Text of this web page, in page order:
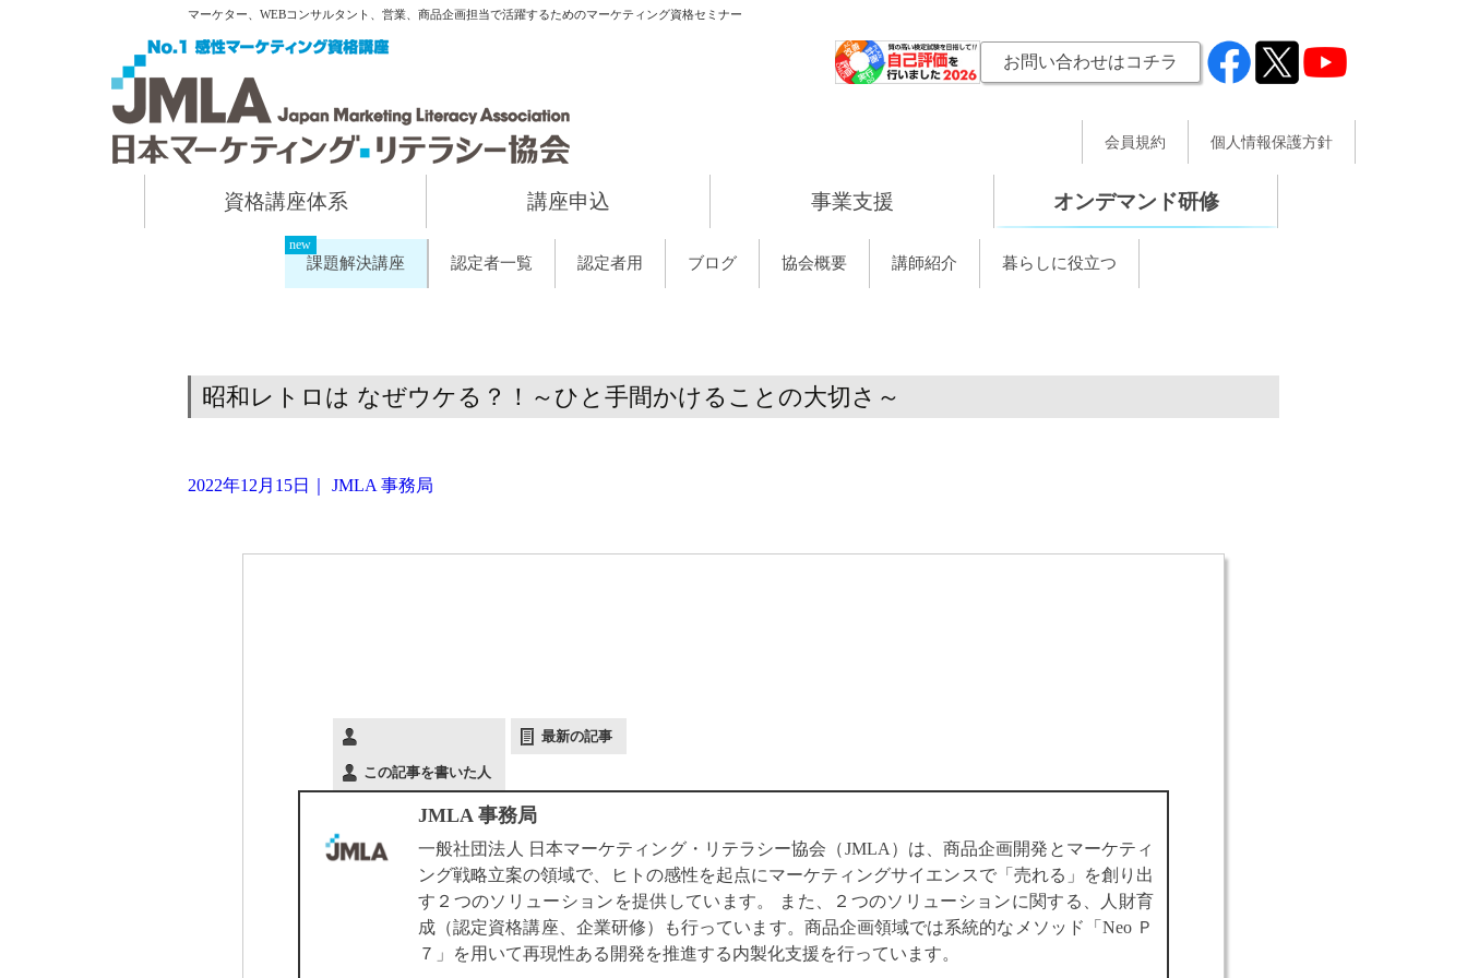
マーケター、WEBコンサルタント、営業、商品企画担当で活躍するためのマーケティング資格セミナー
お問い合わせはコチラ
会員規約 個人情報保護方針
資格講座体系 講座申込 事業支援 オンデマンド研修
課題解決講座 認定者一覧 認定者用 ブログ 協会概要 講師紹介 暮らしに役立つ
昭和レトロは なぜウケる？！～ひと手間かけることの大切さ～
2022年12月15日 JMLA 事務局
この記事を書いた人
最新の記事
JMLA 事務局
一般社団法人 日本マーケティング・リテラシー協会（JMLA）は、商品企画開発とマーケティ
ング戦略立案の領域で、ヒトの感性を起点にマーケティングサイエンスで「売れる」を創り出
す２つのソリューションを提供しています。 また、２つのソリューションに関する、人財育
成（認定資格講座、企業研修）も行っています。商品企画領域では系統的なメソッド「Neo Ｐ
７」を用いて再現性ある開発を推進する内製化支援を行っています。